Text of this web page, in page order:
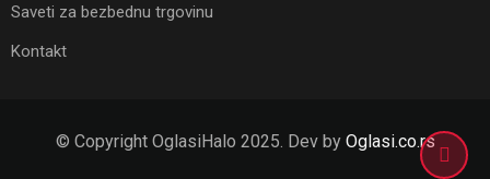
Saveti za bezbednu trgovinu
Kontakt
© Copyright OglasiHalo 2025. Dev by Oglasi.co.rs